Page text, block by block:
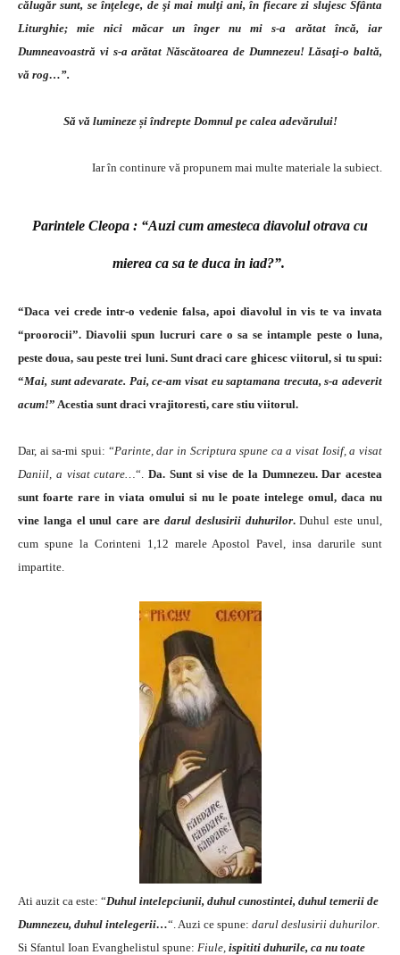
călugăr sunt, se înţelege, de şi mai mulţi ani, în fiecare zi slujesc Sfânta
Liturghie; mie nici măcar un înger nu mi s-a arătat încă, iar
Dumneavoastră vi s-a arătat Născătoarea de Dumnezeu! Lăsaţi-o baltă,
vă rog…”.
Să vă lumineze și îndrepte Domnul pe calea adevărului!
Iar în continure vă propunem mai multe materiale la subiect.
Parintele Cleopa : “Auzi cum amesteca diavolul otrava cu
mierea ca sa te duca in iad?”.
“Daca vei crede intr-o vedenie falsa, apoi diavolul in vis te va invata
“proorocii”. Diavolii spun lucruri care o sa se intample peste o luna,
peste doua, sau peste trei luni. Sunt draci care ghicesc viitorul, si tu spui:
“Mai, sunt adevarate. Pai, ce-am visat eu saptamana trecuta, s-a adeverit
acum!” Acestia sunt draci vrajitoresti, care stiu viitorul.
Dar, ai sa-mi spui: “Parinte, dar in Scriptura spune ca a visat Iosif, a visat
Daniil, a visat cutare…“. Da. Sunt si vise de la Dumnezeu. Dar acestea
sunt foarte rare in viata omului si nu le poate intelege omul, daca nu
vine langa el unul care are darul deslusirii duhurilor.Duhul este unul,
cum spune la Corinteni 1,12 marele Apostol Pavel, insa darurile sunt
impartite.
Ati auzit ca este: “Duhul intelepciunii, duhul cunostintei, duhul temerii de
Dumnezeu, duhul intelegerii…“. Auzi ce spune: darul deslusirii duhurilor
Si Sfantul Ioan Evanghelistul spune: Fiule, ispititi duhurile, ca nu toate